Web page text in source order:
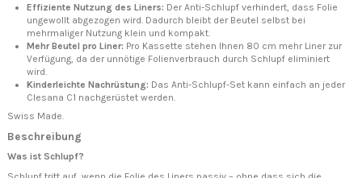
Effiziente Nutzung des Liners: Der Anti-Schlupf verhindert, dass Folie
ungewollt abgezogen wird. Dadurch bleibt der Beutel selbst bei
mehrmaliger Nutzung klein und kompakt.
Mehr Beutel pro Liner: Pro Kassette stehen Ihnen 80 cm mehr Liner zur
Verfügung, da der unnötige Folienverbrauch durch Schlupf eliminiert
wird.
Kinderleichte Nachrüstung: Das Anti-Schlupf-Set kann einfach an jeder
Clesana C1 nachgerüstet werden.
Swiss Made.
Beschreibung
Was ist Schlupf?